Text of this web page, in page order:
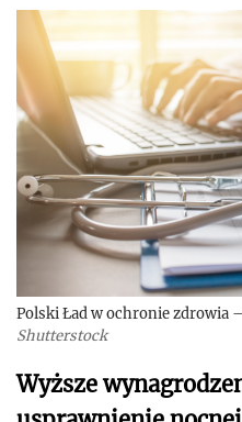
Polski Ład w ochronie zdrowia
Shutterstock
Wyższe